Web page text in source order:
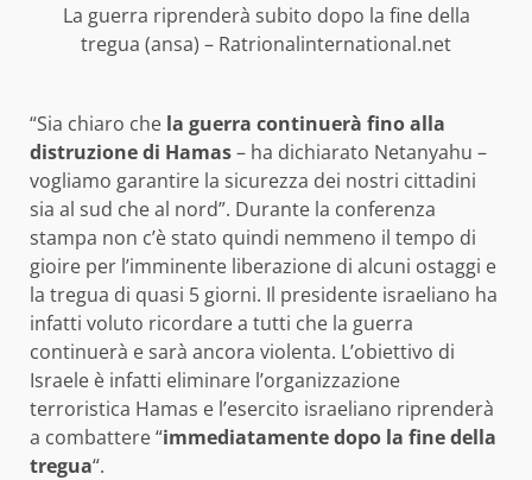
La guerra riprenderà subito dopo la fine della
tregua (ansa) – Ratrionalinternational.net
“Sia chiaro che la guerra continuerà fino alla
distruzione di Hamas– ha dichiarato Netanyahu –
vogliamo garantire la sicurezza dei nostri cittadini
sia al sud che al nord”. Durante la conferenza
stampa non c’è stato quindi nemmeno il tempo di
gioire per l’imminente liberazione di alcuni ostaggi e
la tregua di quasi 5 giorni. Il presidente israeliano ha
infatti voluto ricordare a tutti che la guerra
continuerà e sarà ancora violenta. L’obiettivo di
Israele è infatti eliminare l’organizzazione
terroristica Hamas e l’esercito israeliano riprenderà
a combattere “immediatamente dopo la fine della
tregua“.